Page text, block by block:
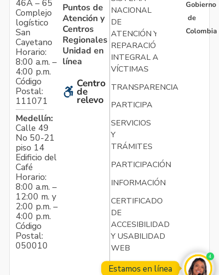
46A – 65
Complejo
logístico
San
Cayetano
Horario:
8:00 a.m. –
4:00 p.m.
Código
Postal:
111071
Medellín:
Calle 49
No 50-21
piso 14
Edificio del
Café
Horario:
8:00 a.m. –
12:00 m. y
2:00 p.m. –
4:00 p.m.
Código
Postal:
050010
Puntos de
Atención y
Centros
Regionales
Unidad en
línea
Centro
de
relevo
NACIONAL
DE
ATENCIÓN Y
REPARACIÓN
INTEGRAL A
VÍCTIMAS
TRANSPARENCIA
PARTICIPA
SERVICIOS
Y
TRÁMITES
PARTICIPACIÓN
INFORMACIÓN
CERTIFICADO
DE
ACCESIBILIDAD
Y USABILIDAD
WEB
Gobierno
de
Colombia
Estamos en línea
4